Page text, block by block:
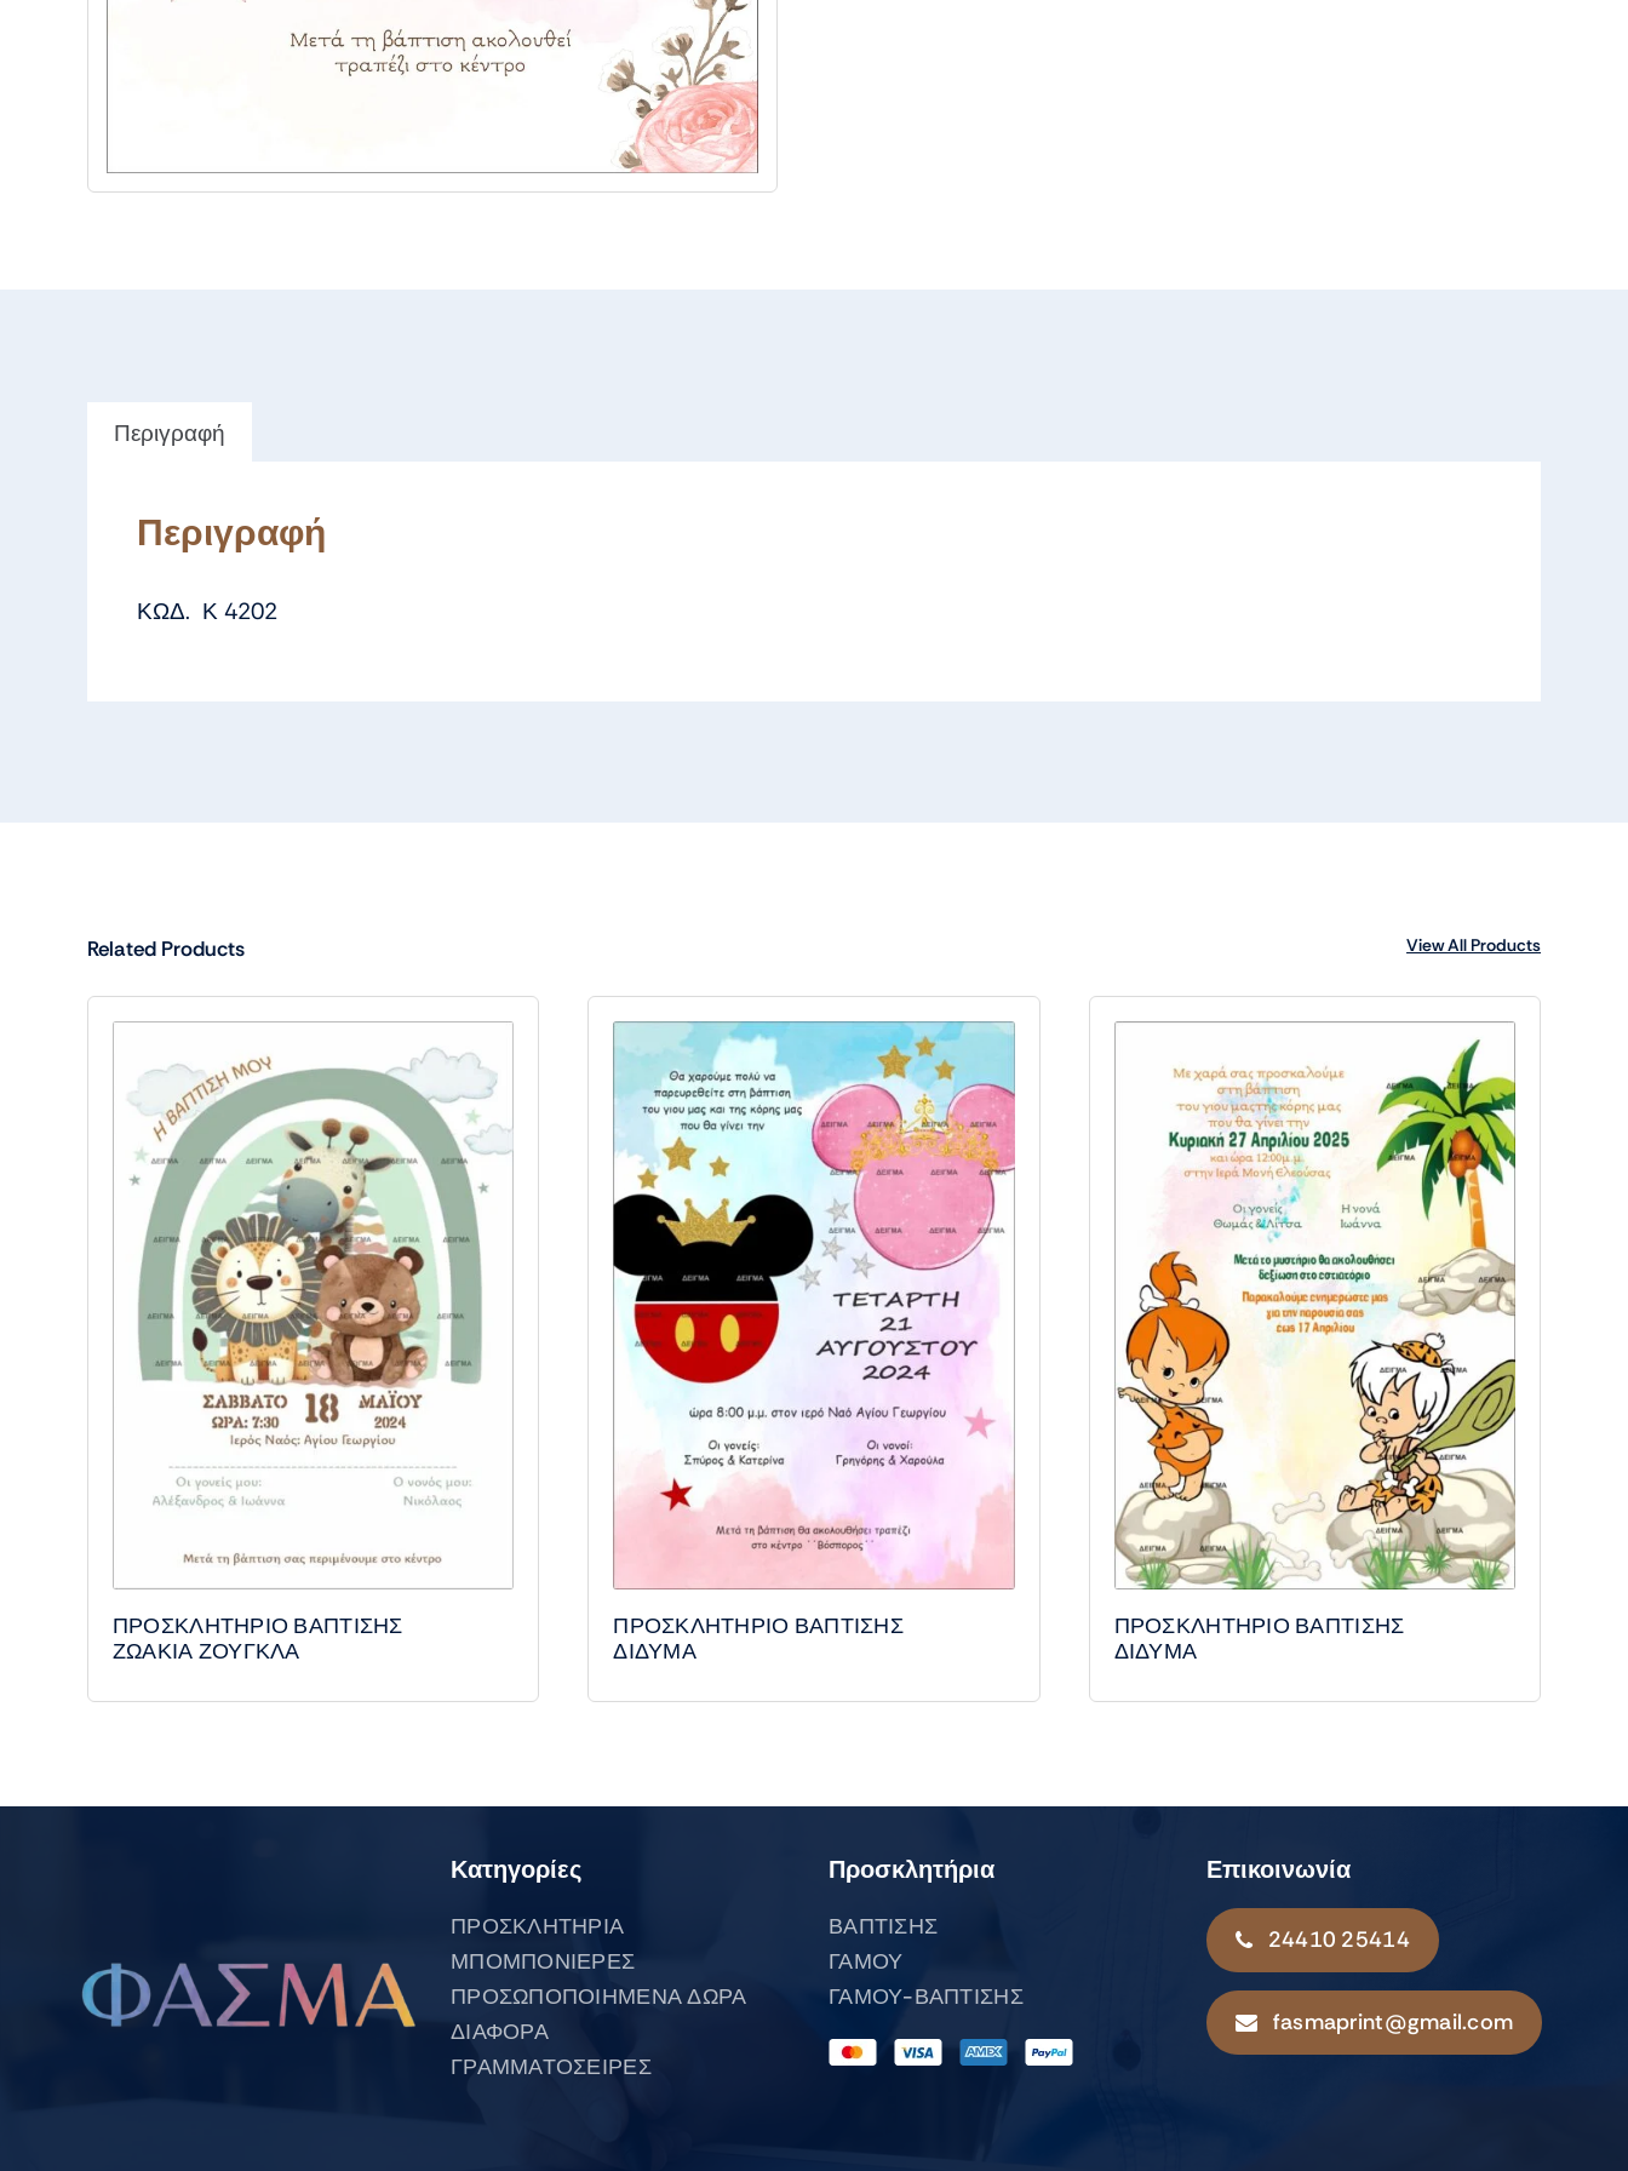
Περιγραφή
Περιγραφή
ΚΩΔ. Κ 4202
Related Products View All Products
ΠΡΟΣΚΛΗΤΗΡΙΟ ΒΑΠΤΙΣΗΣ
ΖΩΑΚΙΑ ΖΟΥΓΚΛΑ
ΠΡΟΣΚΛΗΤΗΡΙΟ ΒΑΠΤΙΣΗΣ
ΔΙΔΥΜΑ
ΠΡΟΣΚΛΗΤΗΡΙΟ ΒΑΠΤΙΣΗΣ
ΔΙΔΥΜΑ
Κατηγορίες
ΠΡΟΣΚΛΗΤΗΡΙΑ
ΜΠΟΜΠΟΝΙΕΡΕΣ
ΠΡΟΣΩΠΟΠΟΙΗΜΕΝΑ ΔΩΡΑ
ΔΙΑΦΟΡΑ
ΓΡΑΜΜΑΤΟΣΕΙΡΕΣ
Προσκλητήρια
ΒΑΠΤΙΣΗΣ
ΓΑΜΟΥ
ΓΑΜΟΥ-ΒΑΠΤΙΣΗΣ
Επικοινωνία
24410 25414
fasmaprint@gmail.com